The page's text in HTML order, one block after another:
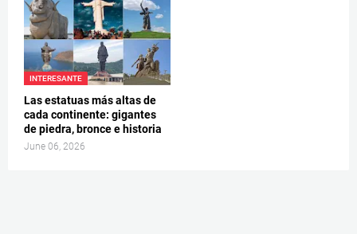
INTERESANTE
Las estatuas más altas de
cada continente: gigantes
de piedra, bronce e historia
June 06, 2026